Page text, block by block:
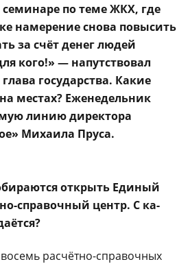
по теме ЖКХ, где
намерение снова по­высить
за счёт денег лю­дей
кого!» — напутствовал
государства. Какие
ме­стах? Еженедель­ник
линию директора
Михаила Пруса.
открыть Еди­ный
справочный центр. С ка­
расчётно-справочных